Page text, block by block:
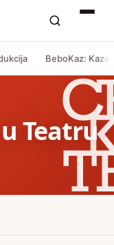
BeboKaz:
Teatru